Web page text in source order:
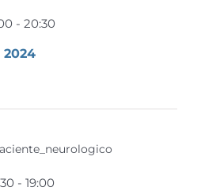
2024
- 20:30
- 19:00